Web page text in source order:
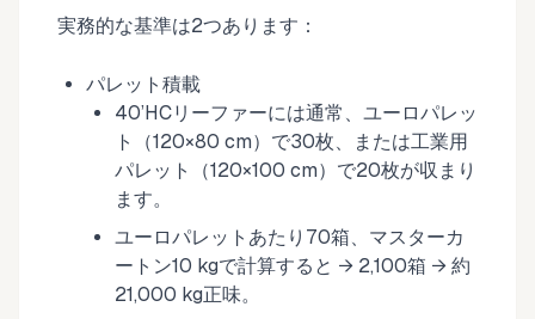
実務的な基準は2つあります：
パレット積載
40’HCリーファーには通常、ユーロパレッ
ト（120×80 cm）で30枚、または工業用
パレット（120×100 cm）で20枚が収まり
ます。
ユーロパレットあたり70箱、マスターカ
ートン10 kgで計算すると → 2,100箱 → 約
21,000 kg正味。